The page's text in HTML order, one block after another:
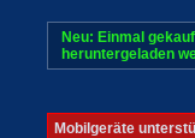
Neu: Einmal
heruntergeladen
Mobilgeräte